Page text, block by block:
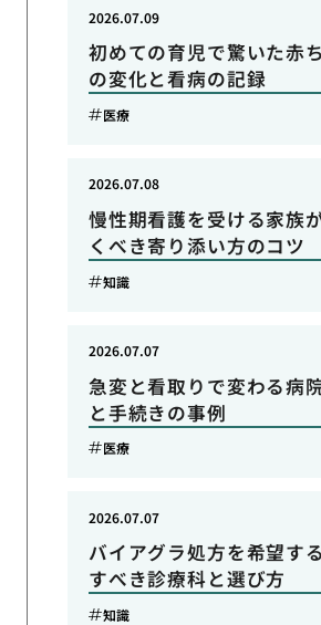
初めての育児で驚いた赤
の変化と看病の記録
2026.07.09
医療
慢性期看護を受ける家族
くべき寄り添い方のコツ
2026.07.08
知識
急変と看取りで変わる病
と手続きの事例
2026.07.07
医療
バイアグラ処方を希望す
すべき診療科と選び方
2026.07.07
知識